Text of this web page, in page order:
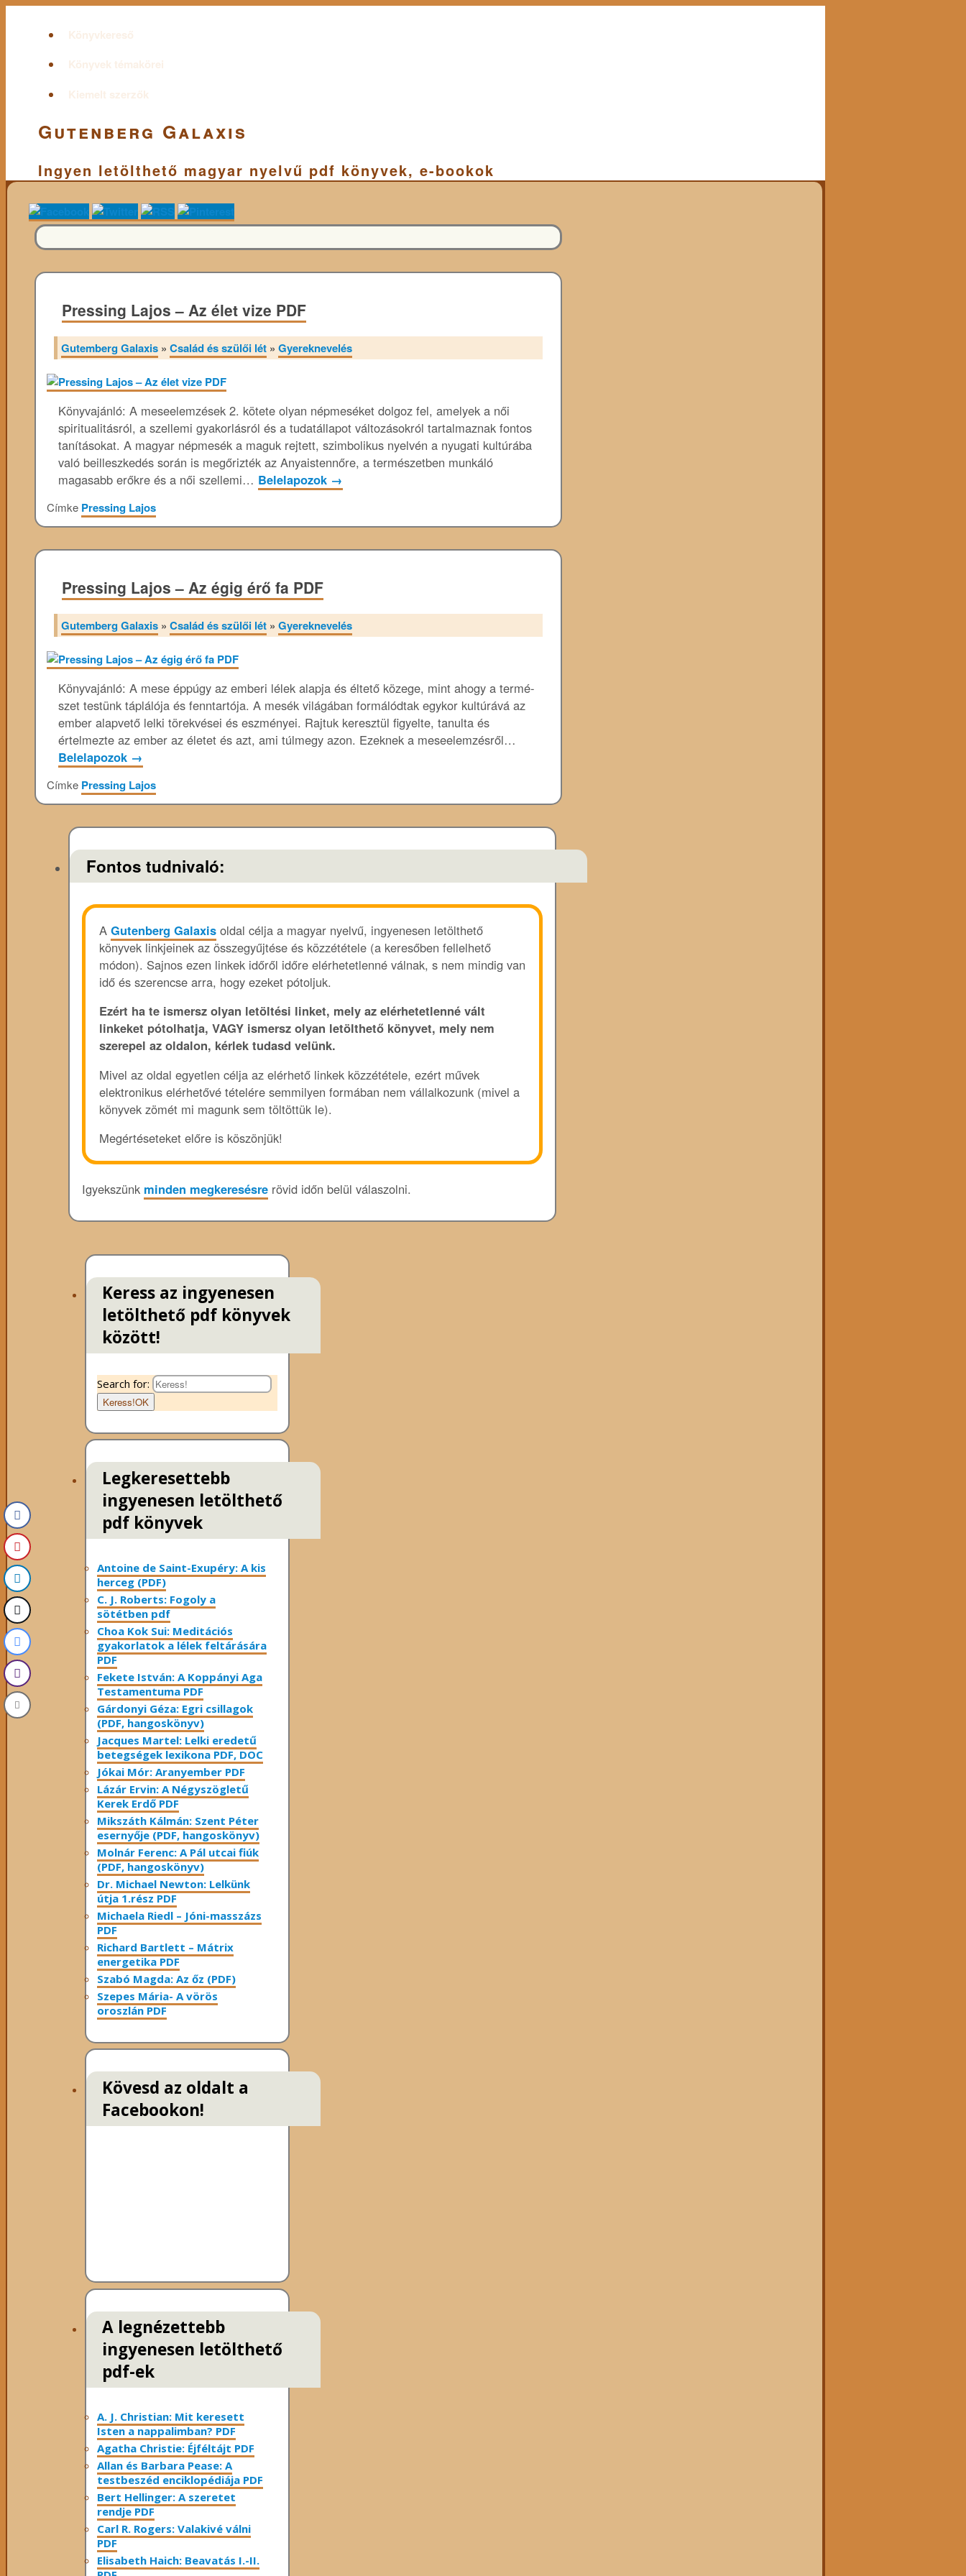
Könyvkereső
Könyvek témakörei
Kiemelt szerzők
Gutenberg Galaxis
Ingyen letölthető magyar nyelvű pdf könyvek, e-bookok
Pressing Lajos – Az élet vize PDF
Gutemberg Galaxis» Család és szülői lét» Gyereknevelés
Könyvajánló: A meseelemzések 2. kötete olyan népmeséket dolgoz fel, amelyek a női
spiritualitásról, a szellemi gyakorlásról és a tudatállapot változásokról tartalmaznak fontos
tanításokat. A magyar népmesék a maguk rejtett, szimbolikus nyelvén a nyugati kultúrába
való beilleszkedés során is megőrizték az Anyaistennőre, a természetben munkáló
magasabb erőkre és a női szellemi… Belelapozok →
Címke Pressing Lajos
Pressing Lajos – Az égig érő fa PDF
Gutemberg Galaxis» Család és szülői lét» Gyereknevelés
Könyvajánló: A mese éppúgy az emberi lélek alapja és éltető közege, mint ahogy a termé­
szet testünk táplálója és fenntartója. A mesék világában formálódtak egykor kultúrává az
ember alapvető lelki törekvései és eszményei. Rajtuk keresztül figyelte, tanulta és
értelmezte az ember az életet és azt, ami túlmegy azon. Ezeknek a meseelemzésről…
Belelapozok →
Címke Pressing Lajos
Fontos tudnivaló:
A Gutenberg Galaxisoldal célja a magyar nyelvű, ingyenesen letölthető
könyvek linkjeinek az összegyűjtése és közzététele (a keresőben fellelhető
módon). Sajnos ezen linkek időről időre elérhetetlenné válnak, s nem mindig van
idő és szerencse arra, hogy ezeket pótoljuk.
Ezért ha te ismersz olyan letöltési linket, mely az elérhetetlenné vált
linkeket pótolhatja, VAGY ismersz olyan letölthető könyvet, mely nem
szerepel az oldalon, kérlek tudasd velünk.
Mivel az oldal egyetlen célja az elérhető linkek közzététele, ezért művek
elektronikus elérhetővé tételére semmilyen formában nem vállalkozunk (mivel a
könyvek zömét mi magunk sem töltöttük le).
Megértéseteket előre is köszönjük!
Igyekszünk minden megkeresésrerövid időn belül válaszolni.
Keress az ingyenesen
letölthető pdf könyvek
között!
Search for:
Keress!OK
Legkeresettebb
ingyenesen letölthető
pdf könyvek
Antoine de Saint-Exupéry: A kis
herceg (PDF)
C. J. Roberts: Fogoly a
sötétben pdf
Choa Kok Sui: Meditációs
gyakorlatok a lélek feltárására
PDF
Fekete István: A Koppányi Aga
Testamentuma PDF
Gárdonyi Géza: Egri csillagok
(PDF, hangoskönyv)
Jacques Martel: Lelki eredetű
betegségek lexikona PDF, DOC
Jókai Mór: Aranyember PDF
Lázár Ervin: A Négyszögletű
Kerek Erdő PDF
Mikszáth Kálmán: Szent Péter
esernyője (PDF, hangoskönyv)
Molnár Ferenc: A Pál utcai fiúk
(PDF, hangoskönyv)
Dr. Michael Newton: Lelkünk
útja 1.rész PDF
Michaela Riedl – Jóni-masszázs
PDF
Richard Bartlett – Mátrix
energetika PDF
Szabó Magda: Az őz (PDF)
Szepes Mária- A vörös
oroszlán PDF
Kövesd az oldalt a
Facebookon!
A legnézettebb
ingyenesen letölthető
pdf-ek
A. J. Christian: Mit keresett
Isten a nappalimban? PDF
Agatha Christie: Éjféltájt PDF
Allan és Barbara Pease: A
testbeszéd enciklopédiája PDF
Bert Hellinger: A ​szeretet
rendje PDF
Carl R. Rogers: Valakivé válni
PDF
Elisabeth Haich: Beavatás I.-II.